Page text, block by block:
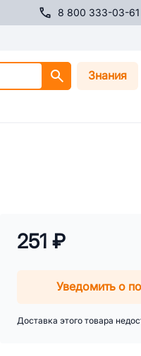
8 800 333-03-61
Знания
251 ₽
Уведомить о
Доставка этого товара